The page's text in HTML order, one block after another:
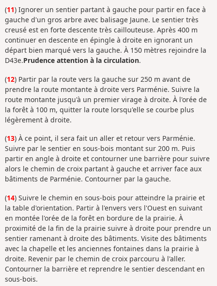
(11) Ignorer un sentier partant à gauche pour partir en face à
gauche d'un gros arbre avec balisage Jaune. Le sentier très
creusé est en forte descente très caillouteuse. Après 400 m
continuer en descente en épingle à droite en ignorant un
départ bien marqué vers la gauche. À 150 mètres rejoindre la
D43e.Prudence attention à la circulation.
(12) Partir par la route vers la gauche sur 250 m avant de
prendre la route montante à droite vers Parménie. Suivre la
route montante jusqu'à un premier virage à droite. À l'orée de
la forêt à 100 m, quitter la route lorsqu'elle se courbe plus
légèrement à droite.
(13) À ce point, il sera fait un aller et retour vers Parménie.
Suivre par le sentier en sous-bois montant sur 200 m. Puis
partir en angle à droite et contourner une barrière pour suivre
alors le chemin de croix partant à gauche et arriver face aux
bâtiments de Parménie. Contourner par la gauche.
(14) Suivre le chemin en sous-bois pour atteindre la prairie et
la table d'orientation. Partir à l'envers vers l'Ouest en suivant
en montée l'orée de la forêt en bordure de la prairie. À
proximité de la fin de la prairie suivre à droite pour prendre un
sentier ramenant à droite des bâtiments. Visite des bâtiments
avec la chapelle et les anciennes fontaines dans la prairie à
droite. Revenir par le chemin de croix parcouru à l'aller.
Contourner la barrière et reprendre le sentier descendant en
sous-bois.